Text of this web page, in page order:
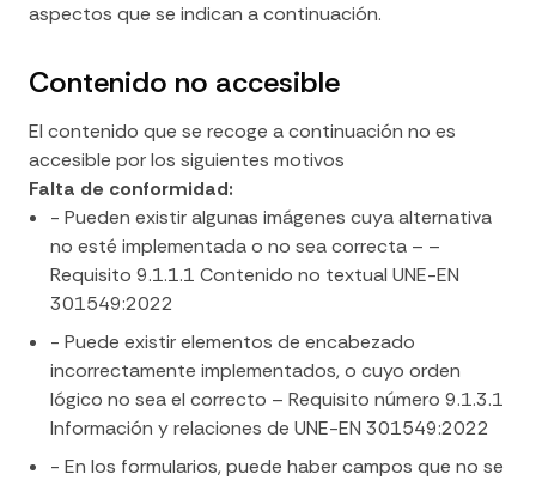
aspectos que se indican a continuación.
Contenido no accesible
El contenido que se recoge a continuación no es
accesible por los siguientes motivos
Falta de conformidad:
- Pueden existir algunas imágenes cuya alternativa
no esté implementada o no sea correcta – –
Requisito 9.1.1.1 Contenido no textual UNE-EN
301549:2022
- Puede existir elementos de encabezado
incorrectamente implementados, o cuyo orden
lógico no sea el correcto – Requisito número 9.1.3.1
Información y relaciones de UNE-EN 301549:2022
- En los formularios, puede haber campos que no se